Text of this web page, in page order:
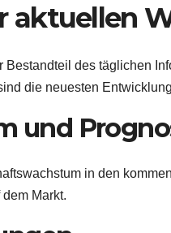
aktuellen
des täglichen
die neuesten
und
in den
Markt.